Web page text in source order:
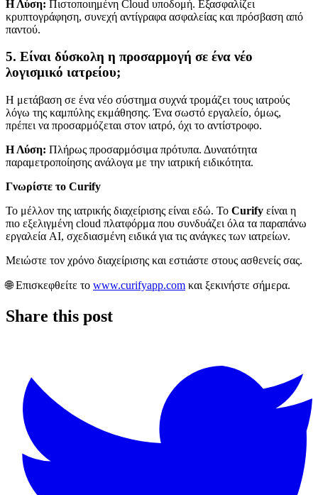
Η Λύση: Πιστοποιημένη Cloud υποδομή. Εξασφαλίζει
κρυπτογράφηση, συνεχή αντίγραφα ασφαλείας και πρόσβαση από
παντού.
5. Είναι δύσκολη η προσαρμογή σε ένα νέο
λογισμικό ιατρείου;
Η μετάβαση σε ένα νέο σύστημα συχνά τρομάζει τους ιατρούς
λόγω της καμπύλης εκμάθησης. Ένα σωστό εργαλείο, όμως,
πρέπει να προσαρμόζεται στον ιατρό, όχι το αντίστροφο.
Η Λύση: Πλήρως προσαρμόσιμα πρότυπα. Δυνατότητα
παραμετροποίησης ανάλογα με την ιατρική ειδικότητα.
Γνωρίστε το Curify
Το μέλλον της ιατρικής διαχείρισης είναι εδώ. Το Curify είναι η
πιο εξελιγμένη cloud πλατφόρμα που συνδυάζει όλα τα παραπάνω
εργαλεία AI, σχεδιασμένη ειδικά για τις ανάγκες των ιατρείων.
Μειώστε τον χρόνο διαχείρισης και εστιάστε στους ασθενείς σας.
🌐 Επισκεφθείτε το www.curifyapp.com και ξεκινήστε σήμερα.
Share this post